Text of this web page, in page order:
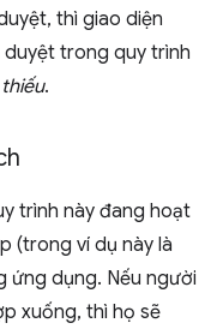
thì giao diện
trong quy trình
.
trình này đang hoạt
(trong ví dụ này là
ứng dụng. Nếu người
xuống, thì họ sẽ